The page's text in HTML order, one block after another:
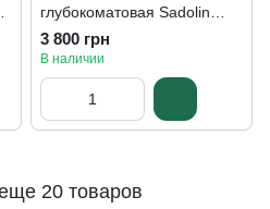
глубокоматовая Sadolin
Ambiance Royal, 2,5 л,
белый
3 800 грн
В наличии
20 товаров